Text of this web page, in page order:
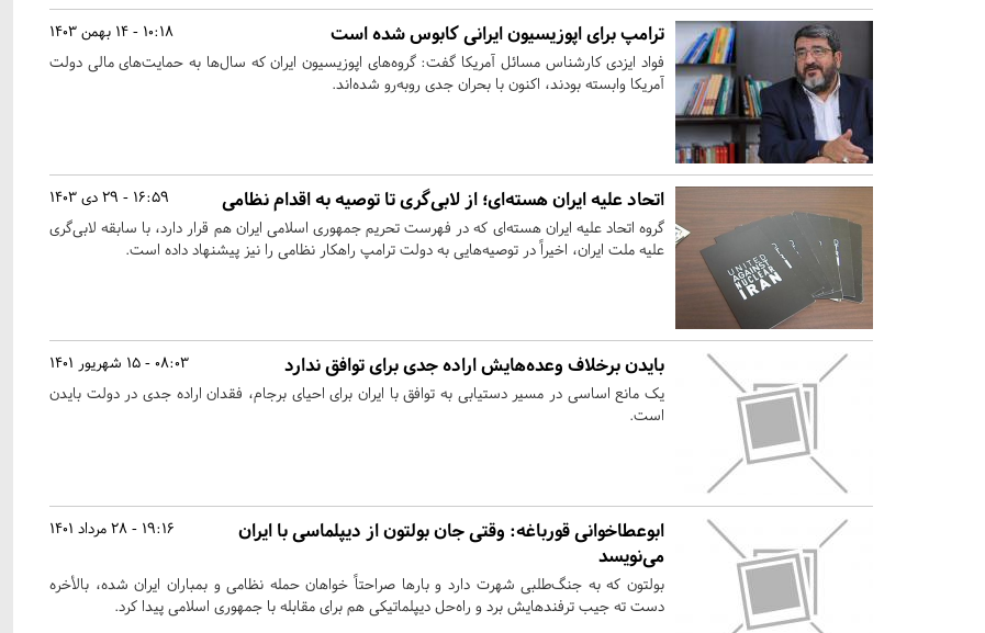
10:18 - 14 بهمن 1403 ترامپ برای اپوزیسیون ایرانی کابوس شده است
فواد ایزدی کارشناس مسائل آمریکا گفت: گروه‌های اپوزیسیون ایران که سال‌ها به حمایت‌های مالی دولت
آمریکا وابسته بودند، اکنون با بحران جدی روبه‌رو شده‌اند.
16:59 - 29 دی 1403 اتحاد علیه ایران هسته‌ای؛ از لابی‌گری تا توصیه به اقدام نظامی
گروه اتحاد علیه ایران هسته‌ای که در فهرست تحریم جمهوری اسلامی ایران هم قرار دارد، با سابقه لابی‌گری
علیه ملت ایران، اخیراً در توصیه‌هایی به دولت ترامپ راهکار نظامی را نیز پیشنهاد داده است.
08:03 - 15 شهریور 1401 بایدن برخلاف وعده‌هایش اراده جدی برای توافق ندارد
یک مانع اساسی در مسیر دستیابی به توافق با ایران برای احیای برجام‌، فقدان اراده جدی در دولت بایدن
است.
19:16 - 28 مرداد 1401
ابوعطاخوانی قورباغه: وقتی جان بولتون از دیپلماسی با ایران
می‌نویسد
بولتون که به جنگ‌طلبی شهرت دارد و بارها صراحتاً خواهان حمله نظامی و بمباران ایران شده، بالأخره
دست ته جیب ترفندهایش برد و راه‌حل دیپلماتیکی هم برای مقابله با جمهوری اسلامی پیدا کرد.